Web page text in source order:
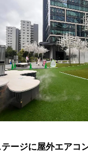
ージに屋外エアコ